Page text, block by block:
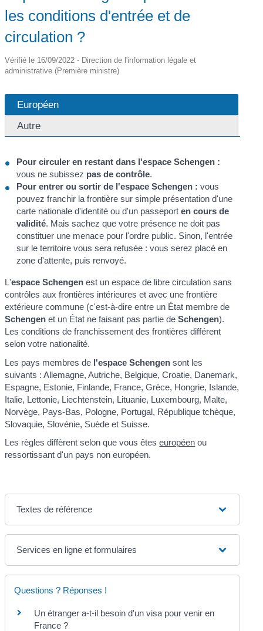
les conditions d'entrée et de
circulation ?
Vérifié le 16/09/2022 - Direction de l'information légale et
administrative (Première ministre)
Européen
Autre
Pour circuler en restant dans l'espace Schengen :
vous ne subissez pas de contrôle.
Pour entrer ou sortir de l'espace Schengen : vous
pouvez franchir la frontière sur simple présentation d'une
carte nationale d'identité ou d'un passeporten cours de
validité. Mais sachez que votre présence ne doit pas
constituer une menace pour l'ordre public. Sinon, l'entrée
sur le territoire vous sera refusée : vous serez placé en
zone d'attente, puis renvoyé.
L'espace Schengen est un espace de libre circulation sans
contrôles aux frontières intérieures et avec une frontière
extérieure commune (c'est-à-dire entre un État membre de
Schengen et un État ne faisant pas partie deSchengen).
Les conditions de franchissement des frontières différent
selon votre nationalité.
Les pays membres de l'espace Schengen sont les
suivants : Allemagne, Autriche, Belgique, Croatie, Danemark,
Espagne, Estonie, Finlande, France, Grèce, Hongrie, Islande,
Italie, Lettonie, Liechtenstein, Lituanie, Luxembourg, Malte,
Norvège, Pays-Bas, Pologne, Portugal, République tchèque,
Slovaquie, Slovénie, Suède et Suisse.
Les règles diffèrent selon que vous êteseuropéen ou
ressortissant d'un pays non européen.
Textes de référence
Services en ligne et formulaires
Questions ? Réponses !
Un étranger a-t-il besoin d'un visa pour venir en
France ?